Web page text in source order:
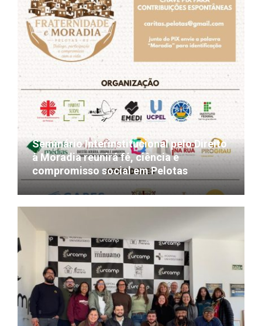
Seminário Interinstitucional pelo Direito
à Moradia reunirá fé, ciência e
compromisso social em Pelotas